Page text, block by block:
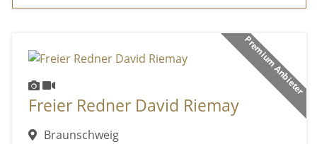
Premium Anbieter
Freier Redner David Riemay
Braunschweig